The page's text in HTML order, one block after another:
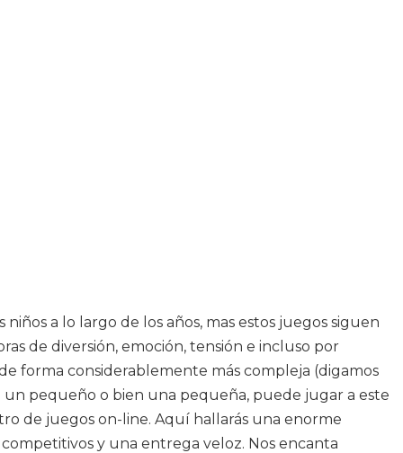
a lo largo de los años, mas estos juegos siguen
de diversión, emoción, tensión e incluso por
forma considerablemente más compleja (digamos
un pequeño o bien una pequeña, puede jugar a este
de juegos on-line. Aquí hallarás una enorme
y una entrega veloz. Nos encanta